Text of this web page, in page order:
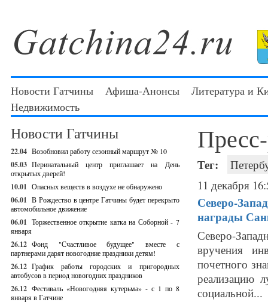
Новости Гатчины Афиша-Анонсы
Литература и
Недвижимость
Новости Гатчины
22.04 Возобновил работу сезонный маршрут № 10
05.03 Перинатальный центр приглашает на День
открытых дверей!
10.01 Опасных веществ в воздухе не обнаружено
06.01 В Рождество в центре Гатчины будет перекрыто
автомобильное движение
06.01 Торжественное открытие катка на Соборной - 7
января
26.12 Фонд "Счастливое будущее" вместе с
партнерами дарят новогодние праздники детям!
26.12 График работы городских и пригородных
автобусов в период новогодних праздников
26.12 Фестиваль «Новогодняя кутерьма» - с 1 по 8
января в Гатчине
Тег:
11 декабря
Северо-
награды
Северо-
вручения
почетного
реализацию
социальной...